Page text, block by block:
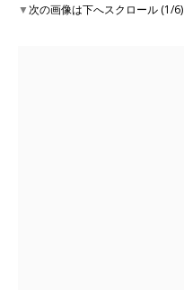
▼次の画像は下へスクロール (1/6)